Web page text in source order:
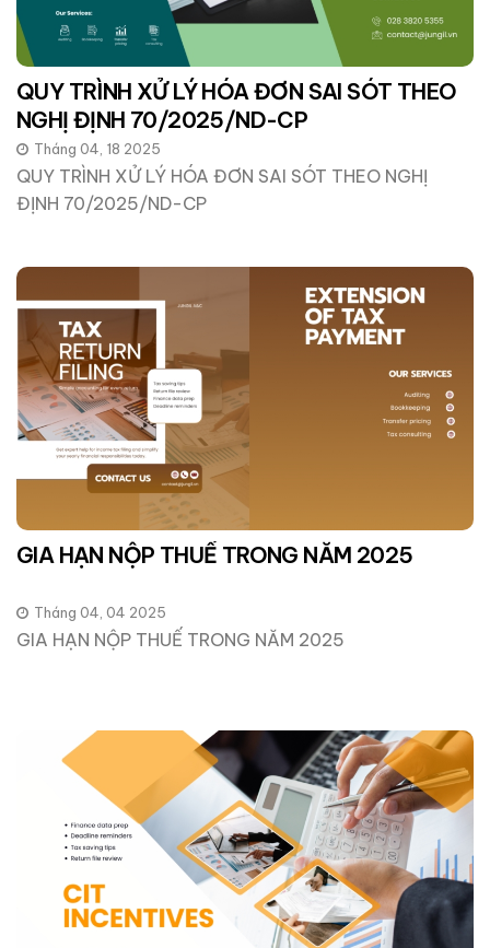
QUY TRÌNH XỬ LÝ HÓA ĐƠN SAI SÓT THEO
NGHỊ ĐỊNH 70/2025/ND-CP
Tháng 04, 18 2025
QUY TRÌNH XỬ LÝ HÓA ĐƠN SAI SÓT THEO NGHỊ
ĐỊNH 70/2025/ND-CP
GIA HẠN NỘP THUẾ TRONG NĂM 2025
Tháng 04, 04 2025
GIA HẠN NỘP THUẾ TRONG NĂM 2025